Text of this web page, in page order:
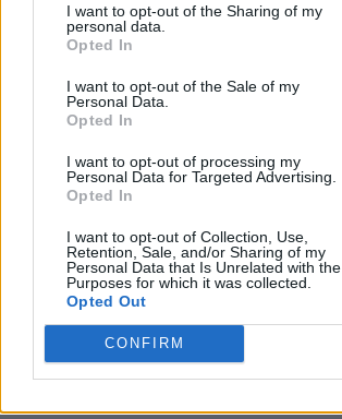
I want to opt-out of the Sharing of my
personal data.
Opted In
I want to opt-out of the Sale of my
Personal Data.
Opted In
I want to opt-out of processing my
Personal Data for Targeted Advertising.
Opted In
I want to opt-out of Collection, Use,
Retention, Sale, and/or Sharing of my
Personal Data that Is Unrelated with the
Purposes for which it was collected.
Opted Out
CONFIRM
Samira
Kai'Sa
Renekton
Camille
Caitlyn
Everfrost
Cosmic Drive
Guinsoo' Rageblade
Chempunk Chainsword